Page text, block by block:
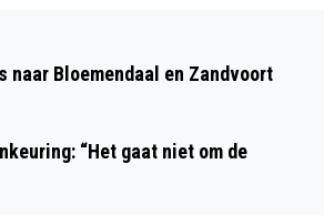
RUST, MAAR GEEF
Bloemendaal en Zandvoort
“Het gaat niet om de